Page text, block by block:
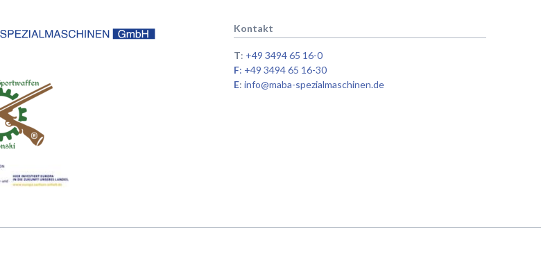
Kontakt
T: +49 3494 65 16-0
F: +49 3494 65 16-30
E:info@maba-spezialmaschinen.de